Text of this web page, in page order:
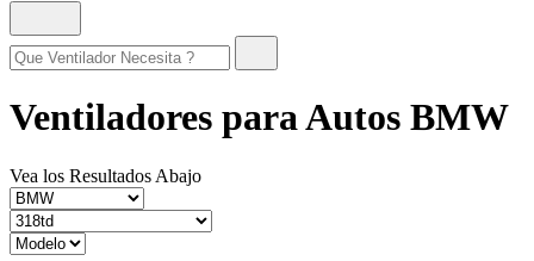
Ventiladores para Autos BMW
Vea los Resultados Abajo